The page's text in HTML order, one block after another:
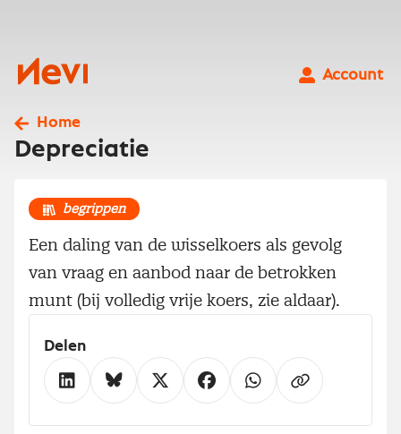
Nevi
Account
Home
Depreciatie
begrippen
Een daling van de wisselkoers als gevolg
van vraag en aanbod naar de betrokken
munt (bij volledig vrije koers, zie aldaar).
Delen